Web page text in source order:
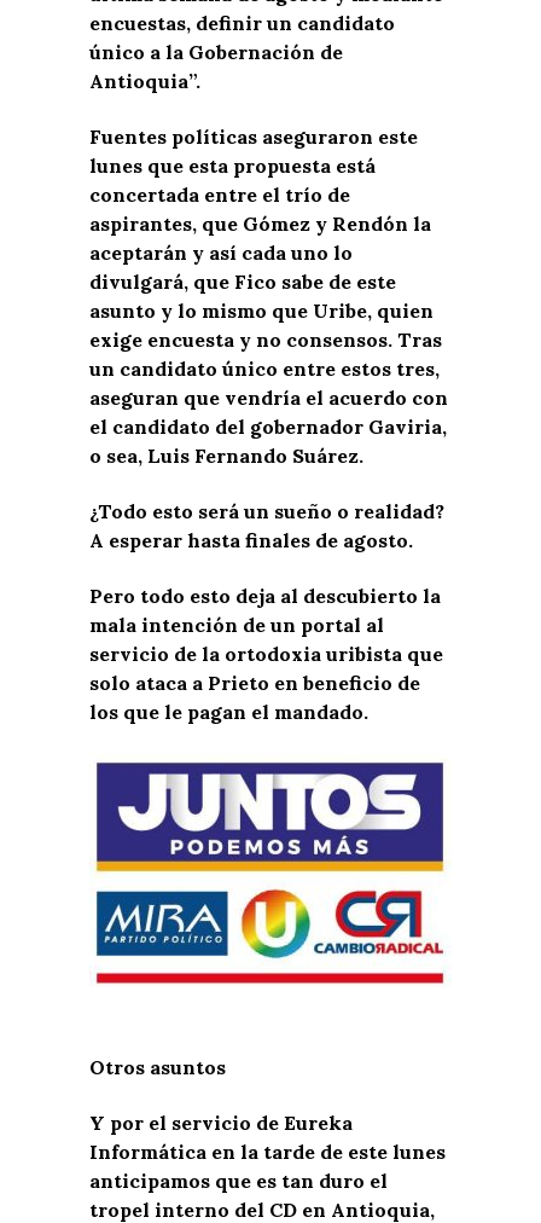
encuestas, definir un candidato
único a la Gobernación de
Antioquia”.
Fuentes políticas aseguraron este
lunes que esta propuesta está
concertada entre el trío de
aspirantes, que Gómez y Rendón la
aceptarán y así cada uno lo
divulgará, que Fico sabe de este
asunto y lo mismo que Uribe, quien
exige encuesta y no consensos. Tras
un candidato único entre estos tres,
aseguran que vendría el acuerdo con
el candidato del gobernador Gaviria,
o sea, Luis Fernando Suárez.
¿Todo esto será un sueño o realidad?
A esperar hasta finales de agosto.
Pero todo esto deja al descubierto la
mala intención de un portal al
servicio de la ortodoxia uribista que
solo ataca a Prieto en beneficio de
los que le pagan el mandado.
Otros asuntos
Y por el servicio de Eureka
Informática en la tarde de este lunes
anticipamos que es tan duro el
tropel interno del CD en Antioquia,